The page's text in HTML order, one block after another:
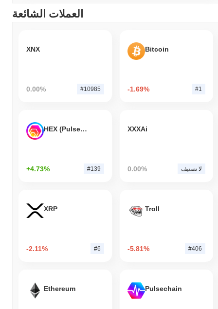
العملات الشائعة
XNX
0.00% #10985
Bitcoin
-1.69% #1
HEX (Pulsechain)
+4.73% #139
XXXAi
0.00% لا تصنيف
XRP
-2.11% #6
Troll
-5.81% #406
Ethereum Pulsechain